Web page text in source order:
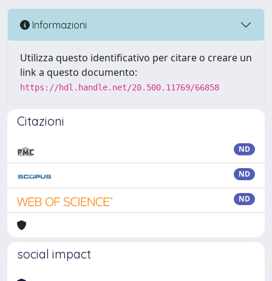
Informazioni
Utilizza questo identificativo per citare o creare un
link a questo documento:
https://hdl.handle.net/20.500.11769/66858
Citazioni
ND
ND
ND
social impact